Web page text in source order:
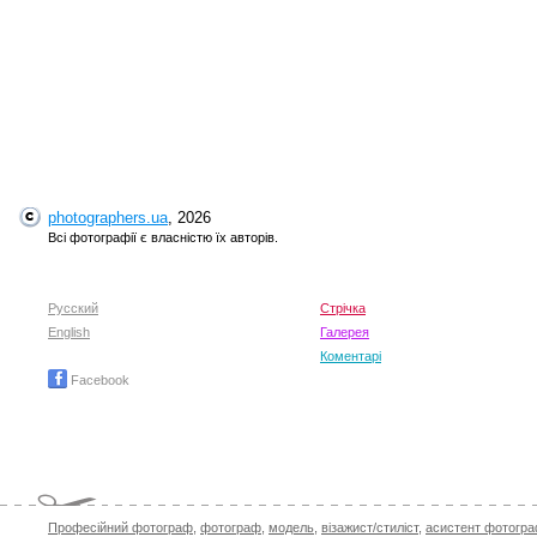
photographers.ua, 2026
Всі фотографії є власністю їх авторів.
Русский
English
Facebook
Стрічка
Галерея
Коментарі
Професійний фотограф фотограф модель візажист/стиліст, асистент